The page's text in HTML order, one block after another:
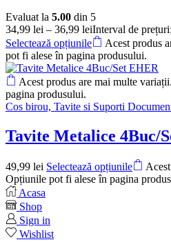
Evaluat la 5.00 din 5
34,99 lei – 36,99 leiInterval de
Selectează opțiunile
Acest produs
pot fi alese în pagina produsului.
Acest produs are mai multe
pagina produsului.
Cos birou, Tavite si Suporti
Tavite Metalice 4Buc/
49,99 lei Selectează opțiunile
Opțiunile pot fi alese în pagina
Acasa
Shop
Sign in
Wishlist